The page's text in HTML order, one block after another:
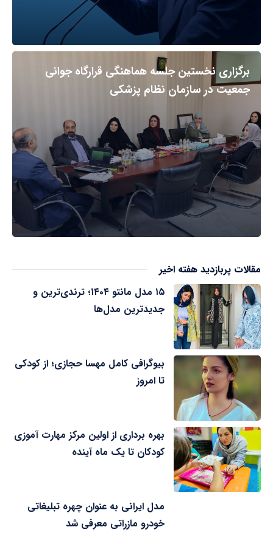
برگزاری نخستین جلسه هماهنگی قرارگاه جوانی
جمعیت در سازمان نظام پزشکی
مقالات پربازدید هفته اخیر
۱۵ مدل مانتو ۱۴۰۴؛ ترندی‌ترین و
جدیدترین مدل‌ها
بیوگرافی کامل مهسا حجازی؛ از کودکی
تا امروز
بهره برداری از اولین مرکز مهارت آموزی
کودکان تا یک ماه آینده
مدل ایرانی به عنوان چهره تبلیغاتی
خودرو مازراتی معرفی شد